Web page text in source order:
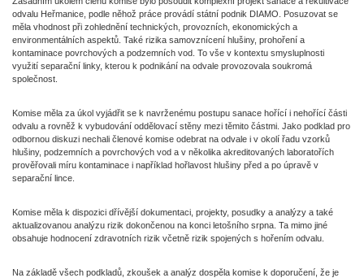
odvalu Heřmanice, podle něhož práce provádí státní podnik DIAMO. Posuzovat se
měla vhodnost při zohlednění technických, provozních, ekonomických a
environmentálních aspektů. Také rizika samovznícení hlušiny, prohoření a
kontaminace povrchových a podzemních vod. To vše v kontextu smysluplnosti
využití separační linky, kterou k podnikání na odvale provozovala soukromá
společnost.
Komise měla za úkol vyjádřit se k navrženému postupu sanace hořící i nehořící části
odvalu a rovněž k vybudování oddělovací stěny mezi těmito částmi. Jako podklad pro
odbornou diskuzi nechali členové komise odebrat na odvale i v okolí řadu vzorků
hlušiny, podzemních a povrchových vod a v několika akreditovaných laboratořích
prověřovali míru kontaminace i například hořlavost hlušiny před a po úpravě v
separační lince.
Komise měla k dispozici dřívější dokumentaci, projekty, posudky a analýzy a také
aktualizovanou analýzu rizik dokončenou na konci letošního srpna. Ta mimo jiné
obsahuje hodnocení zdravotních rizik včetně rizik spojených s hořením odvalu.
Na základě všech podkladů, zkoušek a analýz dospěla komise k doporučení, že je